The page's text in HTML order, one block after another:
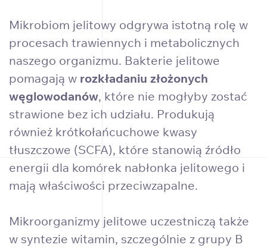
Mikrobiom jelitowy odgrywa istotną rolę w
procesach trawiennych i metabolicznych
naszego organizmu. Bakterie jelitowe
pomagają w rozkładaniu złożonych
węglowodanów, które nie mogłyby zostać
strawione bez ich udziału. Produkują
również krótkołańcuchowe kwasy
tłuszczowe (SCFA), które stanowią źródło
energii dla komórek nabłonka jelitowego i
mają właściwości przeciwzapalne.
Mikroorganizmy jelitowe uczestniczą także
w syntezie witamin, szczególnie z grupy B